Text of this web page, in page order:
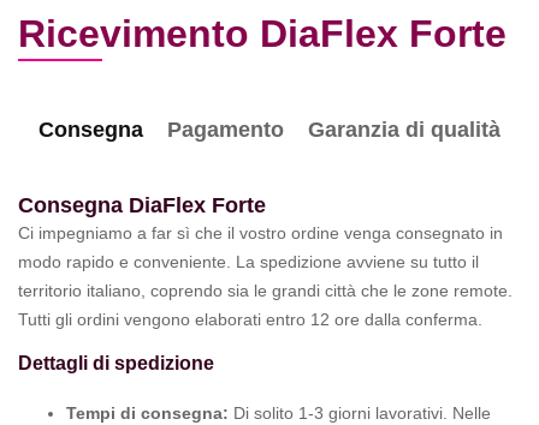
Ricevimento DiaFlex Forte
Consegna Pagamento Garanzia di qualità
Consegna DiaFlex Forte
Ci impegniamo a far sì che il vostro ordine venga consegnato in
modo rapido e conveniente. La spedizione avviene su tutto il
territorio italiano, coprendo sia le grandi città che le zone remote.
Tutti gli ordini vengono elaborati entro 12 ore dalla conferma.
Dettagli di spedizione
Tempi di consegna: Di solito 1-3 giorni lavorativi. Nelle